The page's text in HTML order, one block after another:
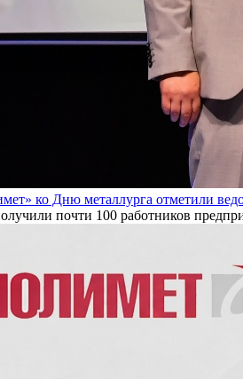
ко Дню металлурга отметили
почти 100 работников